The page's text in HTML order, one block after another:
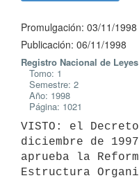
Promulgación: 03/11/1998
Publicación: 06/11/1998
Registro Nacional de
Tomo: 1
Semestre: 2
Año: 1998
Página: 1021
VISTO: el
diciembre de
aprueba la
Estructura